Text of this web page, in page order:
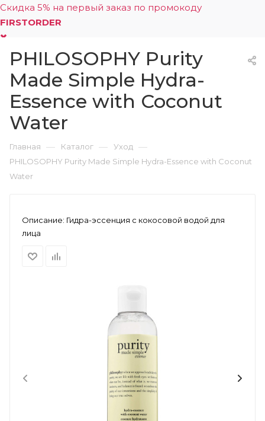
Скидка 5% на первый заказ по промокоду
FIRSTORDER
0
PHILOSOPHY Purity
Made Simple Hydra-
Essence with Coconut
Water
Главная — Каталог — Уход —
PHILOSOPHY Purity Made Simple Hydra-Essence with Coconut
Water
Описание: Гидра-эссенция с кокосовой водой для
лица